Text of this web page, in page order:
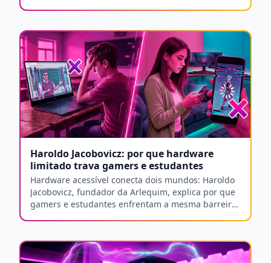
Haroldo Jacobovicz: por que hardware
limitado trava gamers e estudantes
Hardware acessível conecta dois mundos: Haroldo
Jacobovicz, fundador da Arlequim, explica por que
gamers e estudantes enfrentam a mesma barreira